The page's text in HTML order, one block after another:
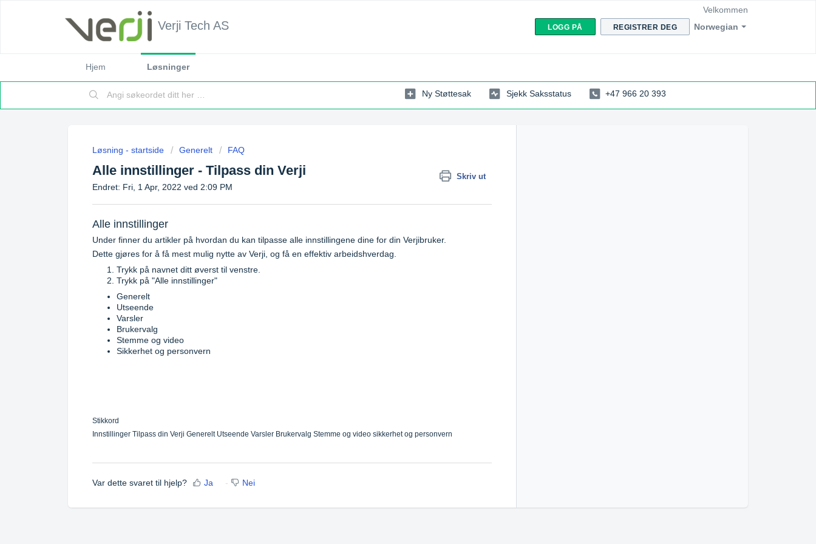
Verji Tech AS Norwegian
Velkommen
LOGG PÅ REGISTRER DEG
Hjem Løsninger
Ny Støttesak Sjekk Saksstatus +47 966 20 393
Løsning - startside Generelt FAQ
Alle innstillinger - Tilpass din Verji Skriv ut
Endret: Fri, 1 Apr, 2022 ved 2:09 PM
Alle innstillinger
Under finner du artikler på hvordan du kan tilpasse alle innstillingene dine for din Verjibruker.
Dette gjøres for å få mest mulig nytte av Verji, og få en effektiv arbeidshverdag.
Trykk på navnet ditt øverst til venstre.
Trykk på "Alle innstillinger"
Generelt
Utseende
Varsler
Brukervalg
Stemme og video
Sikkerhet og personvern
Stikkord
Innstillinger Tilpass din Verji Generelt Utseende Varsler Brukervalg Stemme og video sikkerhet og personvern
Var dette svaret til hjelp? Ja Nei